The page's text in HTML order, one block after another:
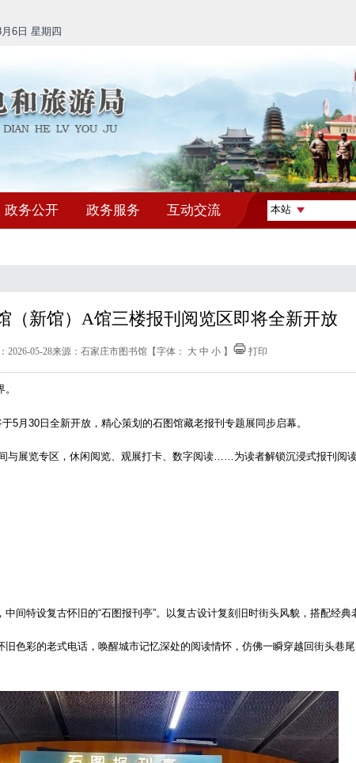
6日 星期四
政务公开 政务服务 互动交流
（新馆）A馆三楼报刊阅览区即将全新开放
2026-05-28来源：石家庄市图书馆 【字体： 大 中 小 】 打印
5月30日全新开放，精心策划的石图馆藏老报刊专题展同步启幕。
间与展览专区，休闲阅览、观展打卡、数字阅读……为读者解锁沉浸式报刊阅
间特设复古怀旧的“石图报刊亭”。以复古设计复刻旧时街头风貌，搭配经典
色彩的老式电话，唤醒城市记忆深处的阅读情怀，仿佛一瞬穿越回街头巷